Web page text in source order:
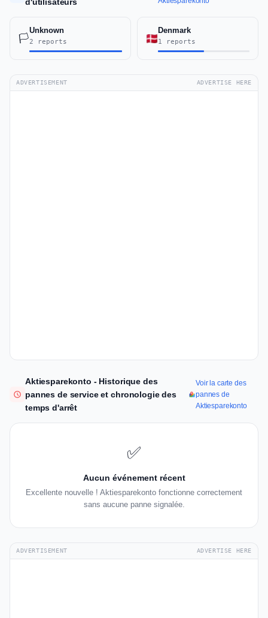
d'utilisateurs
🏳️
Unknown
2 reports
Denmark
1 reports
ADVERTISEMENT ADVERTISE HERE
Aktiesparekonto - Historique des
pannes de service et chronologie des
temps d'arrêt
Voir la carte des
pannes de
Aktiesparekonto
✅
Aucun événement récent
Excellente nouvelle ! Aktiesparekonto fonctionne correctement
sans aucune panne signalée.
ADVERTISEMENT ADVERTISE HERE